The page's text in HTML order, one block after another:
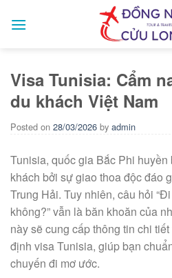
Visa Tunisia: Cẩm
du khách Việt Nam
Posted on 28/03/2026 by admin
Tunisia, quốc gia Bắc Phi huyền
khách bởi sự giao thoa độc đáo
Trung Hải. Tuy nhiên, câu hỏi
không?” vẫn là băn khoăn của
này sẽ cung cấp thông tin chi
định visa Tunisia, giúp bạn
chuyến đi mơ ước.